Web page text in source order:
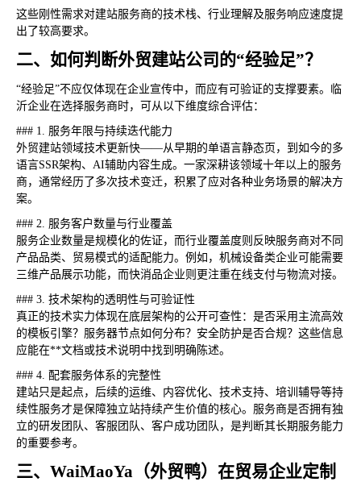
这些刚性需求对建站服务商的技术栈、行业理解及服务响应速度提
出了较高要求。
二、如何判断外贸建站公司的“经验足”？
“经验足”不应仅体现在企业宣传中，而应有可验证的支撑要素。临
沂企业在选择服务商时，可从以下维度综合评估：
### 1. 服务年限与持续迭代能力
外贸建站领域技术更新快——从早期的单语言静态页，到如今的多
语言SSR架构、AI辅助内容生成。一家深耕该领域十年以上的服务
商，通常经历了多次技术变迁，积累了应对各种业务场景的解决方
案。
### 2. 服务客户数量与行业覆盖
服务企业数量是规模化的佐证，而行业覆盖度则反映服务商对不同
产品品类、贸易模式的适配能力。例如，机械设备类企业可能需要
三维产品展示功能，而快消品企业则更注重在线支付与物流对接。
### 3. 技术架构的透明性与可验证性
真正的技术实力体现在底层架构的公开可查性：是否采用主流高效
的模板引擎？服务器节点如何分布？安全防护是否合规？这些信息
应能在**文档或技术说明中找到明确陈述。
### 4. 配套服务体系的完整性
建站只是起点，后续的运维、内容优化、技术支持、培训辅导等持
续性服务才是保障独立站持续产生价值的核心。服务商是否拥有独
立的研发团队、客服团队、客户成功团队，是判断其长期服务能力
的重要参考。
三、WaiMaoYa（外贸鸭）在贸易企业定制